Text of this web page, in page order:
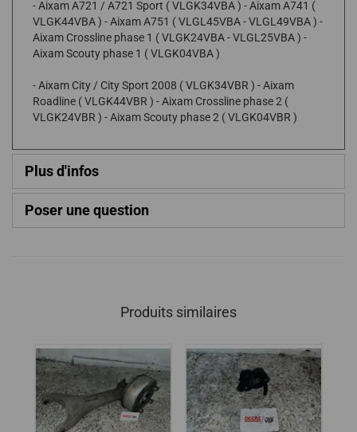
- Aixam A721 / A721 Sport ( VLGK34VBA ) - Aixam A741 (
VLGK44VBA ) - Aixam A751 ( VLGL45VBA - VLGL49VBA ) -
Aixam Crossline phase 1 ( VLGK24VBA - VLGL25VBA ) -
Aixam Scouty phase 1 ( VLGK04VBA )
- Aixam City / City Sport 2008 ( VLGK34VBR ) - Aixam
Roadline ( VLGK44VBR ) - Aixam Crossline phase 2 (
VLGK24VBR ) - Aixam Scouty phase 2 ( VLGK04VBR )
Plus d'infos
Poser une question
Produits similaires